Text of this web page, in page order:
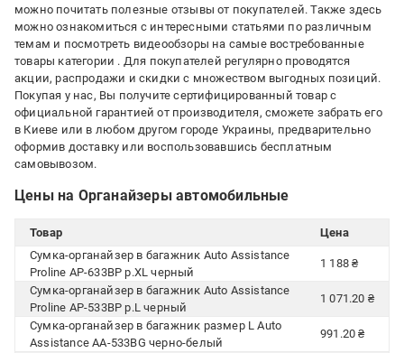
можно почитать полезные отзывы от покупателей. Также здесь
можно ознакомиться с интересными статьями по различным
темам и посмотреть видеообзоры на самые востребованные
товары категории . Для покупателей регулярно проводятся
акции, распродажи и скидки с множеством выгодных позиций.
Покупая у нас, Вы получите сертифицированный товар с
официальной гарантией от производителя, сможете забрать его
в Киеве или в любом другом городе Украины, предварительно
оформив доставку или воспользовавшись бесплатным
самовывозом.
Цены на Органайзеры автомобильные
Товар
Цена
Сумка-органайзер в багажник Auto Assistance
Proline AP-633BP р.XL черный
1 188 ₴
Сумка-органайзер в багажник Auto Assistance
Proline AP-533BP р.L черный
1 071.20 ₴
Сумка-органайзер в багажник размер L Auto
Assistance AA-533BG черно-белый
991.20 ₴